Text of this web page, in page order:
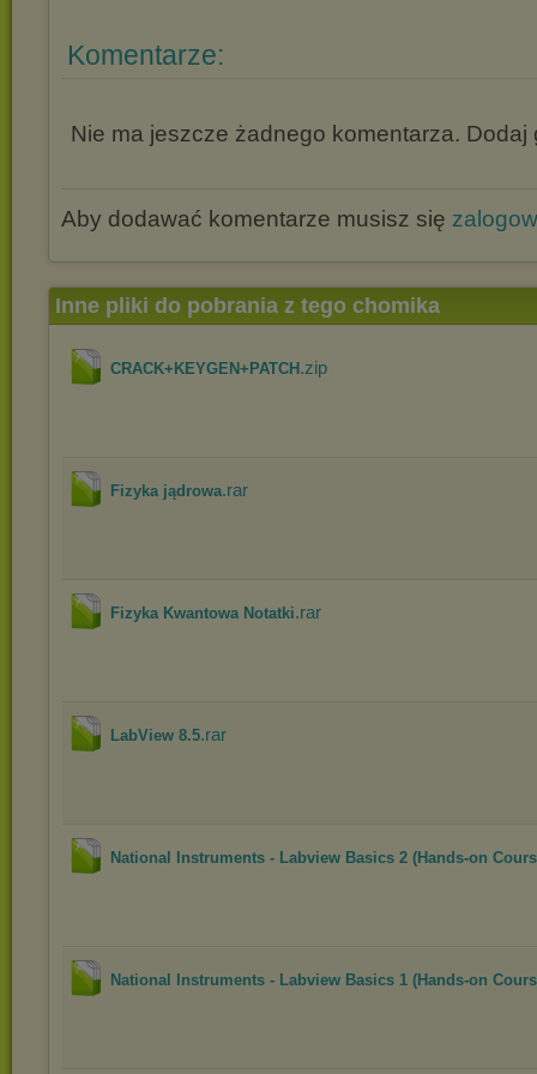
Komentarze:
Nie ma jeszcze żadnego komentarza. Dodaj
Aby dodawać komentarze musisz się
Inne pliki do pobrania z tego chomika
CRACK+KEYGEN+PATCH .zip
Fizyka jądrowa.rar
Fizyka Kwantowa Notatki.rar
LabView 8.5.rar
National Instruments - Labview Basics 2 (Hands-on
National Instruments - Labview Basics 1 (Hands-on